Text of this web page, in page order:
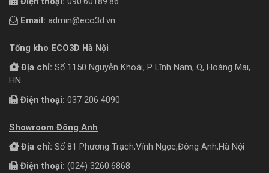
Email: admin@eco3d.vn
Tổng kho ECO3D Hà Nội
Địa chỉ: Số 1150 Nguyễn Khoái, P Lĩnh Nam, Q, Hoàng Mai,
HN
Điện thoại: 037 206 4090
Showroom Đông Anh
Địa chỉ: Số 81 Phương Trạch,Vĩnh Ngọc,Đông Anh,Hà Nội
Điện thoại: (024) 3260.6868